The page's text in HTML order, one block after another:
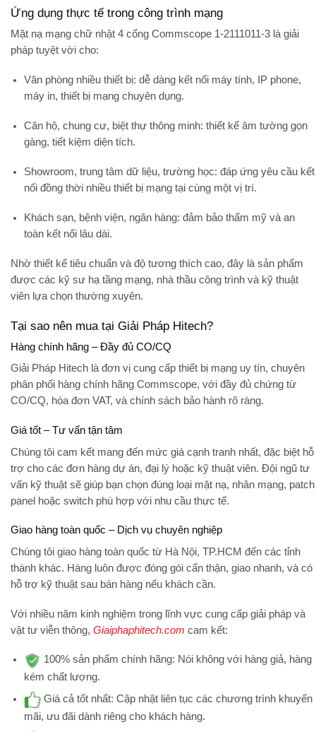
Ứng dụng thực tế trong công trình mạng
Mặt nạ mạng chữ nhật 4 cổng Commscope 1-2111011-3 là giải
pháp tuyệt vời cho:
Văn phòng nhiều thiết bị: dễ dàng kết nối máy tính, IP phone,
máy in, thiết bị mạng chuyên dụng.
Căn hộ, chung cư, biệt thự thông minh: thiết kế âm tường gọn
gàng, tiết kiệm diện tích.
Showroom, trung tâm dữ liệu, trường học: đáp ứng yêu cầu kết
nối đồng thời nhiều thiết bị mạng tại cùng một vị trí.
Khách sạn, bệnh viện, ngân hàng: đảm bảo thẩm mỹ và an
toàn kết nối lâu dài.
Nhờ thiết kế tiêu chuẩn và độ tương thích cao, đây là sản phẩm
được các kỹ sư hạ tầng mạng, nhà thầu công trình và kỹ thuật
viên lựa chọn thường xuyên.
Tại sao nên mua tại Giải Pháp Hitech?
Hàng chính hãng – Đầy đủ CO/CQ
Giải Pháp Hitech là đơn vị cung cấp thiết bị mạng uy tín, chuyên
phân phối hàng chính hãng Commscope, với đầy đủ chứng từ
CO/CQ, hóa đơn VAT, và chính sách bảo hành rõ ràng.
Giá tốt – Tư vấn tận tâm
Chúng tôi cam kết mang đến mức giá cạnh tranh nhất, đặc biệt hỗ
trợ cho các đơn hàng dự án, đại lý hoặc kỹ thuật viên. Đội ngũ tư
vấn kỹ thuật sẽ giúp bạn chọn đúng loại mặt nạ, nhân mạng, patch
panel hoặc switch phù hợp với nhu cầu thực tế.
Giao hàng toàn quốc – Dịch vụ chuyên nghiệp
Chúng tôi giao hàng toàn quốc từ Hà Nội, TP.HCM đến các tỉnh
thành khác. Hàng luôn được đóng gói cẩn thận, giao nhanh, và có
hỗ trợ kỹ thuật sau bán hàng nếu khách cần.
Với nhiều năm kinh nghiệm trong lĩnh vực cung cấp giải pháp và
vật tư viễn thông, Giaiphaphitech.com cam kết:
100% sản phẩm chính hãng: Nói không với hàng giả, hàng
kém chất lượng.
Giá cả tốt nhất: Cập nhật liên tục các chương trình khuyến
mãi, ưu đãi dành riêng cho khách hàng.